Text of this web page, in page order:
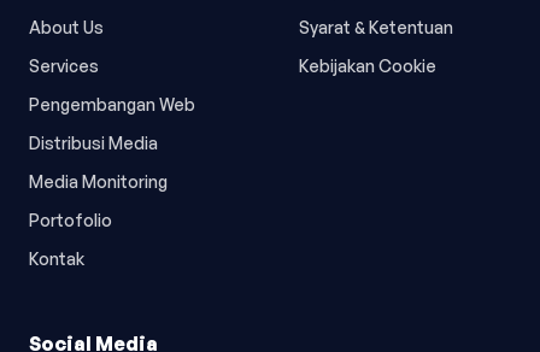
About Us
Services
Pengembangan Web
Distribusi Media
Media Monitoring
Portofolio
Kontak
Syarat & Ketentuan
Kebijakan Cookie
Social Media